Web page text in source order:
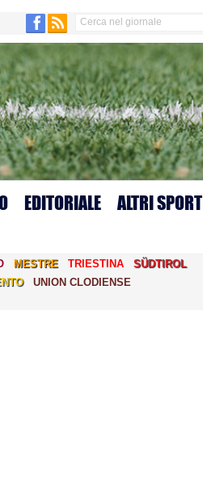
EDITORIALE ALTRI SPORT
MESTRE TRIESTINA
SÜDTIROL
UNION CLODIENSE